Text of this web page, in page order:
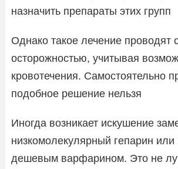
назначить препараты этих групп
Однако такое лечение проводят
осторожностью, учитывая
кровотечения. Самостоятельно
подобное решение нельзя
Иногда возникает искушение
низкомолекулярный гепарин
дешевым варфарином. Это не